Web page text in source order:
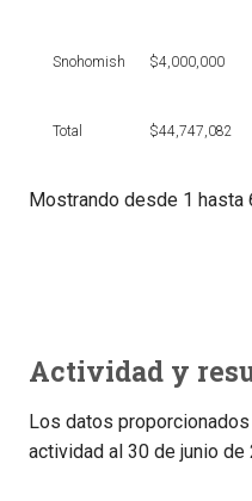
Snohomish $4,000,000
Total $44,747,082
Mostrando desde 1 hasta
Actividad y
Los datos
actividad al 30 de junio de